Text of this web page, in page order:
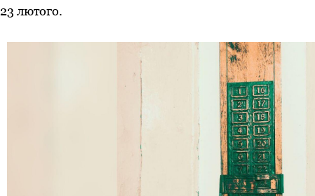
23 лютого.